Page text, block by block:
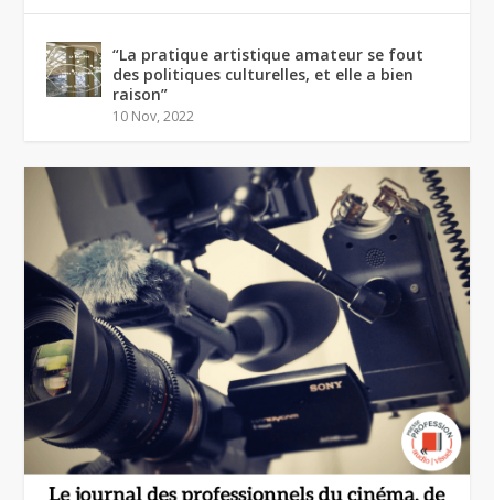
“La pratique artistique amateur se fout
des politiques culturelles, et elle a bien
raison”
10 Nov, 2022